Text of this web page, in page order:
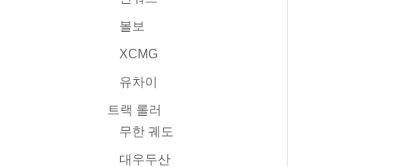
볼보
XCMG
유차이
트랙 롤러
무한 궤도
대우두산